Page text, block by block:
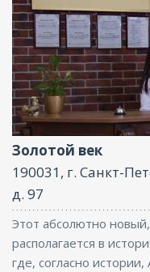
Ресторан, Бар
Золотой век
190031, г. Санкт-
д. 97
Этот абсолютно
располагается в
где, согласно